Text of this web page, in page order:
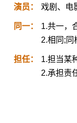
演员： 戏剧、电
同一：
1.共一，
2.相同;同
担任：
1.担当某
2.承担责